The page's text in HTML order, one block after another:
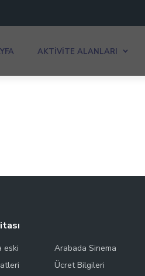
AKTIVITE ALANLARI
eski Arabada Sinema
Ücret Bilgileri